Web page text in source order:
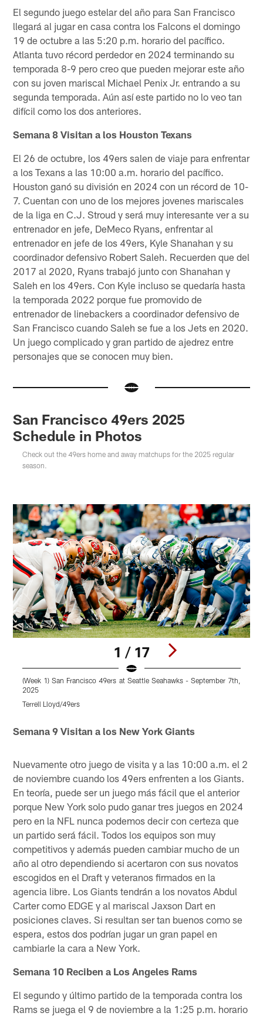
El segundo juego estelar del año para San Francisco
llegará al jugar en casa contra los Falcons el domingo
19 de octubre a las 5:20 p.m. horario del pacífico.
Atlanta tuvo récord perdedor en 2024 terminando su
temporada 8-9 pero creo que pueden mejorar este año
con su joven mariscal Michael Penix Jr. entrando a su
segunda temporada. Aún así este partido no lo veo tan
difícil como los dos anteriores.
Semana 8 Visitan a los Houston Texans
El 26 de octubre, los 49ers salen de viaje para enfrentar
a los Texans a las 10:00 a.m. horario del pacífico.
Houston ganó su división en 2024 con un récord de 10-
7. Cuentan con uno de los mejores jovenes mariscales
de la liga en C.J. Stroud y será muy interesante ver a su
entrenador en jefe, DeMeco Ryans, enfrentar al
entrenador en jefe de los 49ers, Kyle Shanahan y su
coordinador defensivo Robert Saleh. Recuerden que del
2017 al 2020, Ryans trabajó junto con Shanahan y
Saleh en los 49ers. Con Kyle incluso se quedaría hasta
la temporada 2022 porque fue promovido de
entrenador de linebackers a coordinador defensivo de
San Francisco cuando Saleh se fue a los Jets en 2020.
Un juego complicado y gran partido de ajedrez entre
personajes que se conocen muy bien.
San Francisco 49ers 2025
Schedule in Photos
Check out the 49ers home and away matchups for the 2025 regular
season.
1 / 17
(Week 1) San Francisco 49ers at Seattle Seahawks - September 7th,
2025
Terrell Lloyd/49ers
Semana 9 Visitan a los New York Giants
Nuevamente otro juego de visita y a las 10:00 a.m. el 2
de noviembre cuando los 49ers enfrenten a los Giants.
En teoría, puede ser un juego más fácil que el anterior
porque New York solo pudo ganar tres juegos en 2024
pero en la NFL nunca podemos decir con certeza que
un partido será fácil. Todos los equipos son muy
competitivos y además pueden cambiar mucho de un
año al otro dependiendo si acertaron con sus novatos
escogidos en el Draft y veteranos firmados en la
agencia libre. Los Giants tendrán a los novatos Abdul
Carter como EDGE y al mariscal Jaxson Dart en
posiciones claves. Si resultan ser tan buenos como se
espera, estos dos podrían jugar un gran papel en
cambiarle la cara a New York.
Semana 10 Reciben a Los Angeles Rams
El segundo y último partido de la temporada contra los
Rams se juega el 9 de noviembre a la 1:25 p.m. horario